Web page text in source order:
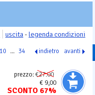
uscita-legenda condizioni
10 ... 34 indietro avanti
prezzo:€27.00
€ 9,00
SCONTO 67%